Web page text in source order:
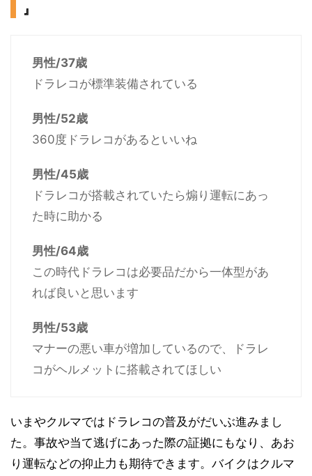
』
男性/37歳
ドラレコが標準装備されている
男性/52歳
360度ドラレコがあるといいね
男性/45歳
ドラレコが搭載されていたら煽り運転にあっ
た時に助かる
男性/64歳
この時代ドラレコは必要品だから一体型があ
れば良いと思います
男性/53歳
マナーの悪い車が増加しているので、ドラレ
コがヘルメットに搭載されてほしい
いまやクルマではドラレコの普及がだいぶ進みまし
た。事故や当て逃げにあった際の証拠にもなり、あお
り運転などの抑止力も期待できます。バイクはクルマ